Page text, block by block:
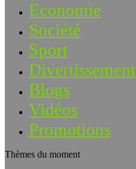
Economie
Société
Sport
Divertissement
Blogs
Vidéos
Promotions
Thèmes du moment